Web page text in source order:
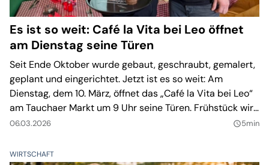
Es ist so weit: Café la Vita bei Leo öffnet
am Dienstag seine Türen
Seit Ende Oktober wurde gebaut, geschraubt, gemalert,
geplant und eingerichtet. Jetzt ist es so weit: Am
Dienstag, dem 10. März, öffnet das „Café la Vita bei Leo“
am Tauchaer Markt um 9 Uhr seine Türen. Frühstück wird
von 9.30 Uhr bis 11 Uhr serviert. Für Leonard „Leo” Muca
Kapitels.
06.03.2026 query_builder5min
WIRTSCHAFT